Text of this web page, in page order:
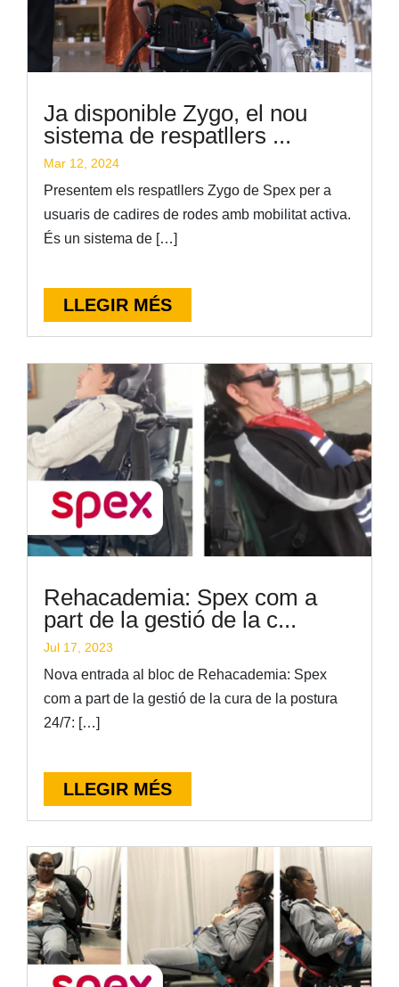
Ja disponible Zygo, el nou
sistema de respatllers ...
Mar 12, 2024
Presentem els respatllers Zygo de Spex per a
usuaris de cadires de rodes amb mobilitat activa.
És un sistema de […]
LLEGIR MÉS
Rehacademia: Spex com a
part de la gestió de la c...
Jul 17, 2023
Nova entrada al bloc de Rehacademia: Spex
com a part de la gestió de la cura de la postura
24/7: […]
LLEGIR MÉS